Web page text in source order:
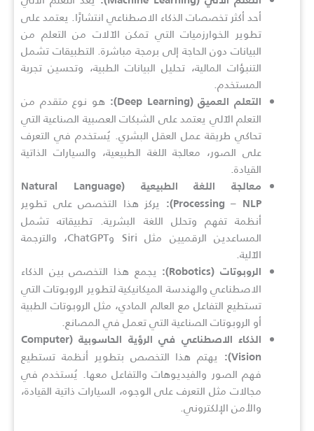
أحد أكثر تخصصات الذكاء الاصطناعي انتشارًا. يعتمد على
تطوير الخوارزميات التي تمكن الآلات من التعلم من
البيانات دون الحاجة إلى برمجة مباشرة. التطبيقات تشمل
التنبؤات المالية، تحليل البيانات الطبية، وتحسين تجربة
المستخدم.
التعلم العميق (Deep Learning):
هو نوع متقدم من
التعلم الآلي يعتمد على الشبكات العصبية الصناعية التي
تحاكي طريقة عمل العقل البشري. يُستخدم في التعرف
على الصور، معالجة اللغة الطبيعية، والسيارات الذاتية
القيادة.
معالجة اللغة الطبيعية (Natural Language
Processing – NLP):
يركز هذا التخصص على تطوير
أنظمة تفهم وتحلل اللغة البشرية. تطبيقاته تشمل
المساعدين الرقميين مثل Siri وChatGPT، والترجمة
الآلية.
الروبوتات (Robotics):
يجمع هذا التخصص بين الذكاء
الاصطناعي والهندسة الميكانيكية لتطوير الروبوتات التي
تستطيع التفاعل مع العالم المادي، مثل الروبوتات الطبية
أو الروبوتات الصناعية التي تعمل في المصانع.
الذكاء الاصطناعي في الرؤية الحاسوبية (Computer
Vision):
يهتم هذا التخصص بتطوير أنظمة تستطيع
فهم الصور والفيديوهات والتفاعل معها. يُستخدم في
مجالات مثل التعرف على الوجوه، السيارات ذاتية القيادة،
والأمن الإلكتروني.